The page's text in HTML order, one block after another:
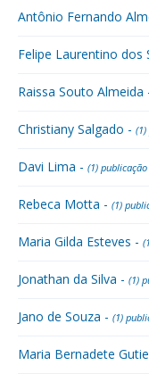
Antônio Fernando
Felipe Laurentino dos
Raissa Souto Almeida
Christiany Salgado -
Davi Lima - (1) publicação
Rebeca Motta - (1)
Maria Gilda Esteves -
Jonathan da Silva - (1)
Jano de Souza - (1)
Maria Bernadete